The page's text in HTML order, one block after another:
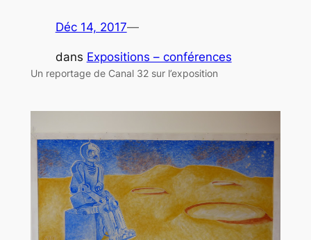
Déc 14, 2017—
dans Expositions – conférences
Un reportage de Canal 32 sur l’exposition